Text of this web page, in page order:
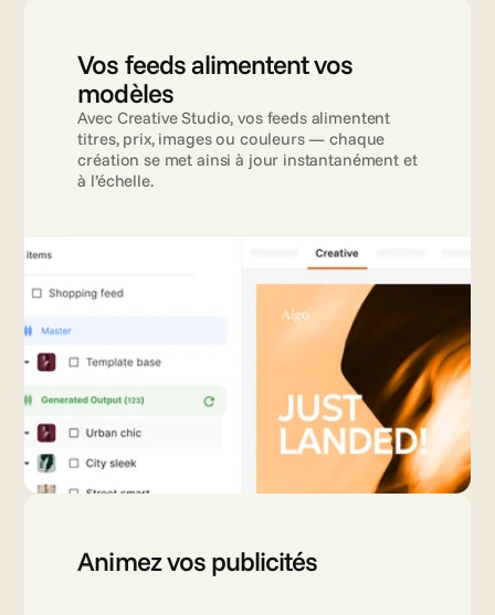
Vos feeds alimentent vos
modèles
Avec Creative Studio, vos feeds alimentent
titres, prix, images ou couleurs — chaque
création se met ainsi à jour instantanément et
à l’échelle.
Animez vos publicités